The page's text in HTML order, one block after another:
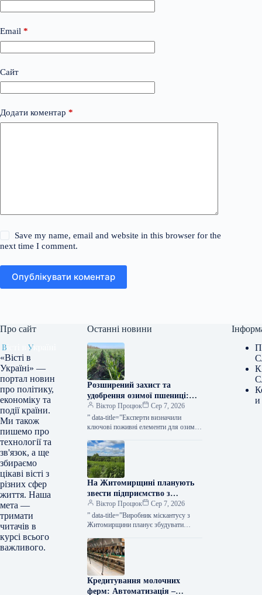
Email *
Сайт
Додати коментар *
Save my name, email and website in this browser for the
next time I comment.
Опублікувати коментар
Про сайт
«Вісті в
Україні» —
портал новин
про політику,
економіку та
події країни.
Ми також
пишемо про
технології та
зв'язок, а ще
збираємо
цікаві вісті з
різних сфер
життя. Наша
мета —
тримати
читачів в
курсі всього
важливого.
Останні новини
Розширений захист та
удобрення озимої пшениці:
поради від Ukravit —
КУРКУЛЬ
Віктор Процюк
Сер 7, 2026
” data-title=”Експерти визначили
ключові поживні елементи для озимої
url=”https://kurkul.com/news/41865-
fahivtsi-nazvali-klyuchovi-elementi-
jivlennya-ozimoyi-pshenitsi-voseni”>
Експерти визначили ключові поживні
елементи для озимої пшениці восени…
На Житомирщині планують
звести підприємство з
переробки міскантусу —
КУРКУЛЬ
Віктор Процюк
Сер 7, 2026
” data-title=”Виробник міскантусу з
Житомирщини планує збудувати
url=”https://kurkul.com/news/41863-
virobnik-miskantusu-z-jitomirschini-
planuye-zbuduvati-peletniy-zavod”>
Виробник міскантусу з Житомирщини
планує збудувати пелетний завод 7
серпня…
Кредитування молочних
ферм: Автоматизація –
и